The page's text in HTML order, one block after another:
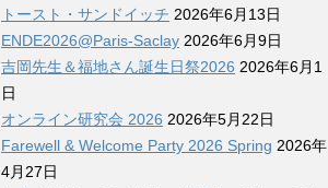
トースト・サンドイッチ 2026年6月13日
ENDE2026@Paris-Saclay 2026年6月9日
吉岡先生＆福地さん誕生日祭2026 2026年6月1
日
オンライン研究会 2026 2026年5月22日
Farewell & Welcome Party 2026 Spring 2026年
4月27日